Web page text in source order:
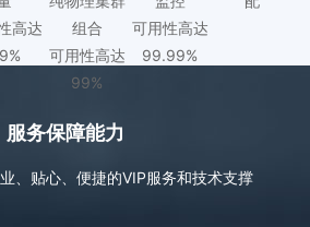
高达
组合
可用性高达
99%
可用性高达
99.99%
服务保障能力
、贴心、便捷的VIP服务和技术支撑